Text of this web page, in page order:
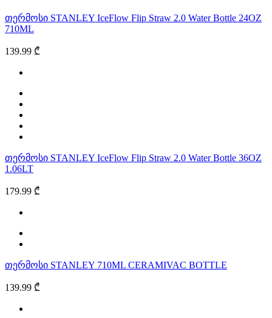
თერმოსი STANLEY IceFlow Flip Straw 2.0 Water Bottle 24OZ
710ML
139.99 ₾
თერმოსი STANLEY IceFlow Flip Straw 2.0 Water Bottle 36OZ
1.06LT
179.99 ₾
თერმოსი STANLEY 710ML CERAMIVAC BOTTLE
139.99 ₾